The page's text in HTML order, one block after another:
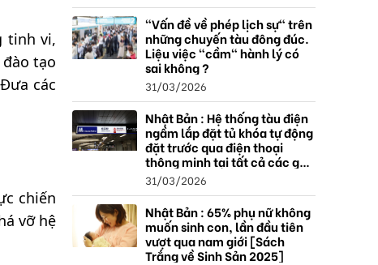
tinh vi,
tạo
các
chiến
vỡ hệ
"Vấn đề về phép lịch sự" trên
những chuyến tàu đông đúc.
Liệu việc "cầm" hành lý có
sai không ?
31/03/2026
Nhật Bản : Hệ thống tàu điện
ngầm lắp đặt tủ khóa tự động
đặt trước qua điện thoại
thông minh tại tất cả các ga ,
mở rộng mạng lưới do nhu
cầu tăng.
31/03/2026
Nhật Bản : 65% phụ nữ không
muốn sinh con, lần đầu tiên
vượt qua nam giới [Sách
Trắng về Sinh Sản 2025]